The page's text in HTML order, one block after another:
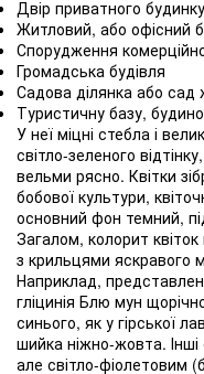
Двір приватного
Житловий, або офісний
Спорудження
Громадська будівля
Садова ділянка або сад
Туристичну базу,
У неї міцні стебла і
світло-зеленого
вельми рясно. Квітки
бобової культури,
основний фон темний,
Загалом, колорит квіток
з крильцями яскравого
Наприклад,
гліцинія Блю мун
синього, як у гірської
шийка ніжно-жовта.
але світло-фіолетовим